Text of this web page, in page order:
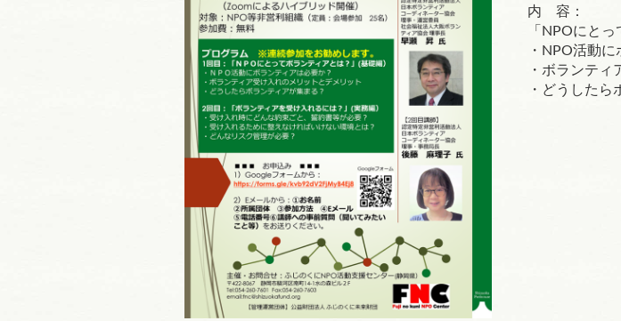
内 容：
「NPOにと
・NPO活動
・ボランティ
・どうしたら